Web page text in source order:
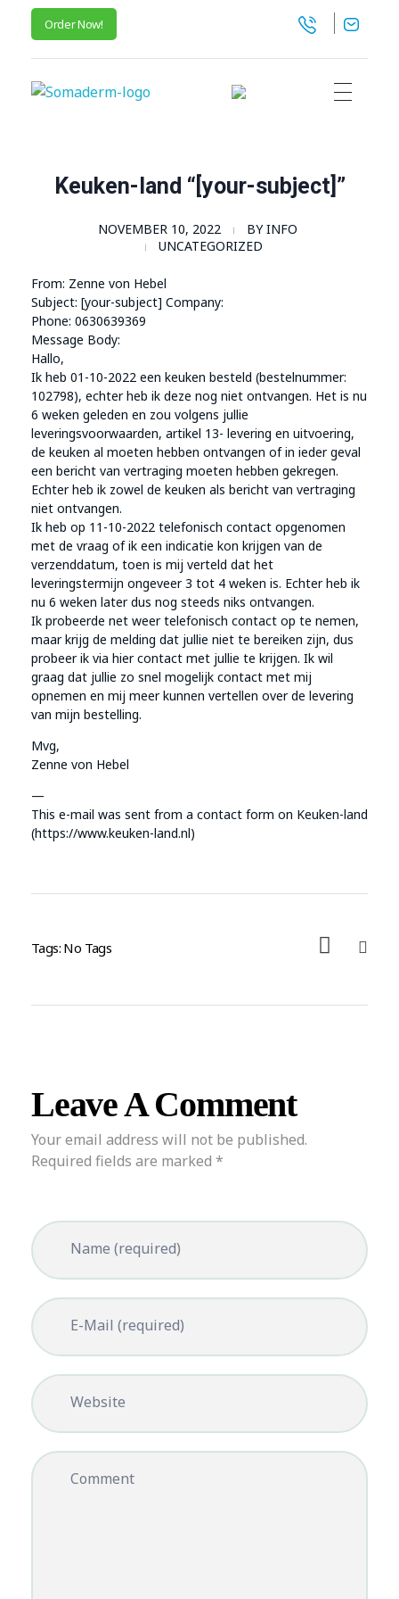
Order Now!
Keuken-land “[your-subject]”
NOVEMBER 10, 2022 BY INFO
UNCATEGORIZED
From: Zenne von Hebel
Subject: [your-subject] Company:
Phone: 0630639369
Message Body:
Hallo,
Ik heb 01-10-2022 een keuken besteld (bestelnummer:
102798), echter heb ik deze nog niet ontvangen. Het is nu
6 weken geleden en zou volgens jullie
leveringsvoorwaarden, artikel 13- levering en uitvoering,
de keuken al moeten hebben ontvangen of in ieder geval
een bericht van vertraging moeten hebben gekregen.
Echter heb ik zowel de keuken als bericht van vertraging
niet ontvangen.
Ik heb op 11-10-2022 telefonisch contact opgenomen
met de vraag of ik een indicatie kon krijgen van de
verzenddatum, toen is mij verteld dat het
leveringstermijn ongeveer 3 tot 4 weken is. Echter heb ik
nu 6 weken later dus nog steeds niks ontvangen.
Ik probeerde net weer telefonisch contact op te nemen,
maar krijg de melding dat jullie niet te bereiken zijn, dus
probeer ik via hier contact met jullie te krijgen. Ik wil
graag dat jullie zo snel mogelijk contact met mij
opnemen en mij meer kunnen vertellen over de levering
van mijn bestelling.
Mvg,
Zenne von Hebel
—
This e-mail was sent from a contact form on Keuken-land
(https://www.keuken-land.nl)
Tags: No Tags
Leave A Comment
Your email address will not be published.
Required fields are marked *
Name (required)
E-Mail (required)
Website
Comment